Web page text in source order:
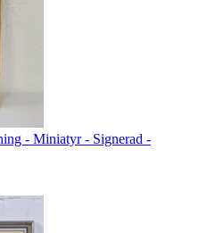
- Miniatyr - Signerad -